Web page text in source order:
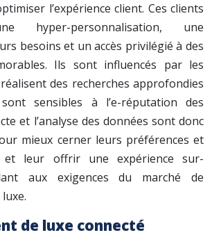
l’expérience client. Ces clients
hyper-personnalisation, une
besoins et un accès privilégié à des
Ils sont influencés par les
des recherches approfondies
sensibles à l’e-réputation des
et l’analyse des données sont donc
mieux cerner leurs préférences et
et leur offrir une expérience sur-
aux exigences du marché de
de luxe connecté